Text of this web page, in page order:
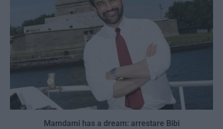
Mamdami has a dream: arrestare Bibi